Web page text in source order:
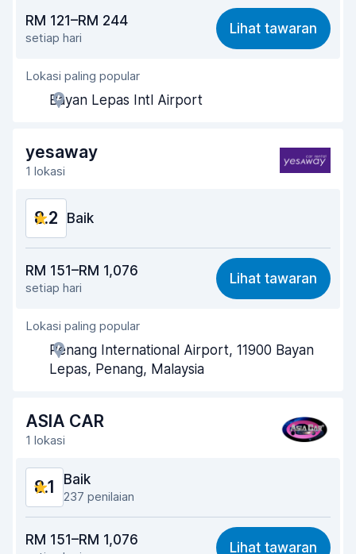
8.2
Mudah dicari 8.2
Kesediaan ejen membantu
Kepantasan pengambilan
Kepantasan penghantaran 8.2
Keadaan kereta
RM 121–RM 244
setiap hari
Lihat tawaran
Lokasi paling popular
Bayan Lepas Intl Airport
yesaway
1 lokasi
8.2 Baik
8.3
Mudah dicari 8.2
Kesediaan ejen membantu
Kepantasan pengambilan
Kebersihan kereta 8.2
Keadaan kereta
RM 151–RM 1,076
setiap hari
Lihat tawaran
Lokasi paling popular
Penang International Airport, 11900 Bayan
Lepas, Penang, Malaysia
ASIA CAR
1 lokasi
8.1 Baik
237 penilaian
7.9
RM 151–RM 1,076 Lihat tawaran